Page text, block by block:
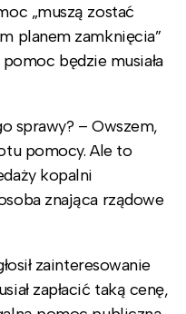
„muszą zostać
planem zamknięcia”
będzie musiała
sprawy? – Owszem,
pomocy. Ale to
kopalni
znająca rządowe
zainteresowanie
zapłacić taką cenę,